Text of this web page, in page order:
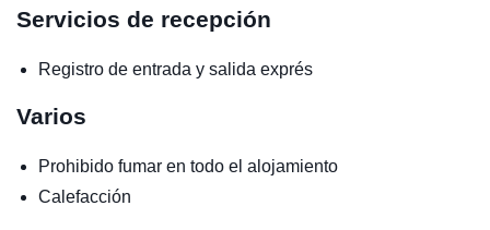
Servicios de recepción
Registro de entrada y salida exprés
Varios
Prohibido fumar en todo el alojamiento
Calefacción